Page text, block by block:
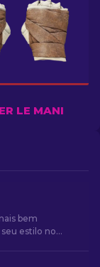
LE MANI
bem
estilo no